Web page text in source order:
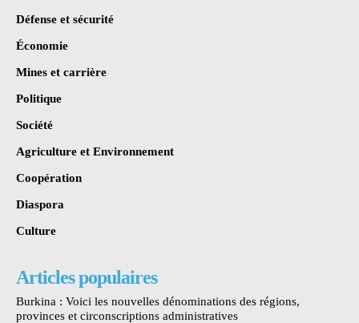
Défense et sécurité
Économie
Mines et carrière
Politique
Société
Agriculture et Environnement
Coopération
Diaspora
Culture
Articles populaires
Burkina : Voici les nouvelles dénominations des régions,
provinces et circonscriptions administratives